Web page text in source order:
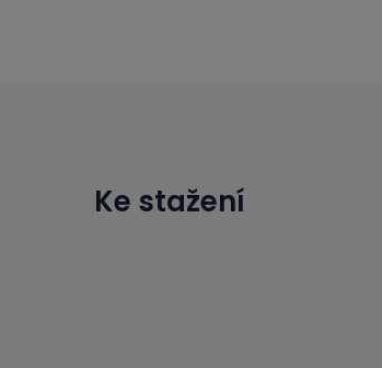
Ke stažení